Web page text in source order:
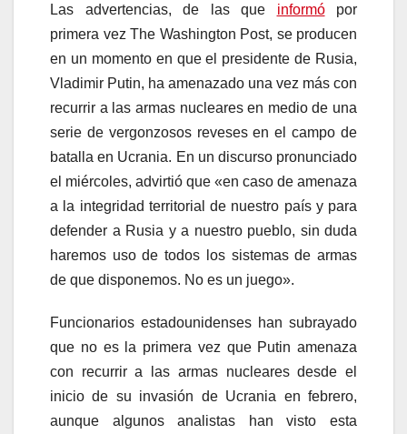
Las advertencias, de las que informópor
primera vez The Washington Post, se producen
en un momento en que el presidente de Rusia,
Vladimir Putin, ha amenazado una vez más con
recurrir a las armas nucleares en medio de una
serie de vergonzosos reveses en el campo de
batalla en Ucrania. En un discurso pronunciado
el miércoles, advirtió que «en caso de amenaza
a la integridad territorial de nuestro país y para
defender a Rusia y a nuestro pueblo, sin duda
haremos uso de todos los sistemas de armas
de que disponemos. No es un juego».
Funcionarios estadounidenses han subrayado
que no es la primera vez que Putin amenaza
con recurrir a las armas nucleares desde el
inicio de su invasión de Ucrania en febrero,
aunque algunos analistas han visto esta